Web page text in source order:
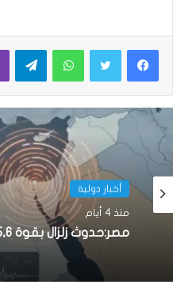
واتساب
أخبار دولية
منذ 4 أيام
مصر:حدوث زلزال بقوة 5,6 درجات